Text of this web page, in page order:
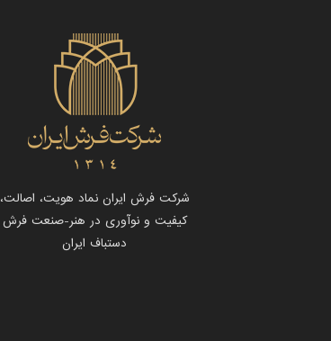
شرکت فرش ایران نماد هویت، اصالت،
کیفیت و نوآوری در هنر-صنعت فرش
دستباف ایران